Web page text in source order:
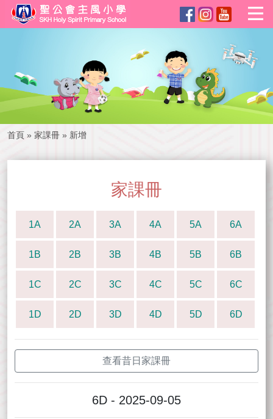
首頁 » 家課冊 » 新增
家課冊
1A 2A 3A 4A 5A 6A
1B 2B 3B 4B 5B 6B
1C 2C 3C 4C 5C 6C
1D 2D 3D 4D 5D 6D
查看昔日家課冊
6D - 2025-09-05